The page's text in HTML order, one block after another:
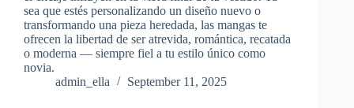
sea que estés personalizando un diseño nuevo o
transformando una pieza heredada, las mangas te
ofrecen la libertad de ser atrevida, romántica, recatada
o moderna — siempre fiel a tu estilo único como
novia.
admin_ella
September 11, 2025